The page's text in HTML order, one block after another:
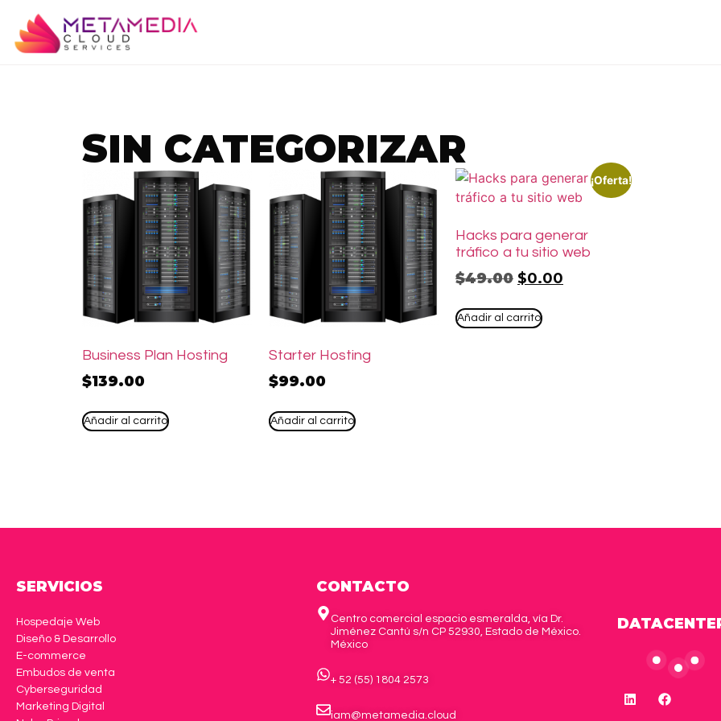
SIN CATEGORIZAR
Business Plan Hosting
$139.00
Añadir al carrito
Starter Hosting
$99.00
Añadir al carrito
¡Oferta!
Hacks para generar
tráfico a tu sitio web
$49.00 $0.00
Añadir al carrito
SERVICIOS
Hospedaje Web
Diseño & Desarrollo
E-commerce
Embudos de venta
Cyberseguridad
Marketing Digital
CONTACTO
Centro comercial espacio esmeralda, vía Dr.
Jiménez Cantú s/n CP 52930, Estado de México.
México
+ 52 (55) 1804 2573
iam@metamedia.cloud